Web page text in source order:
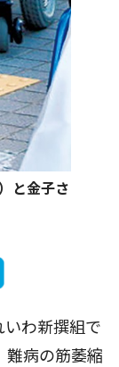
と金子さ
わ新撰組で
難病の筋萎縮